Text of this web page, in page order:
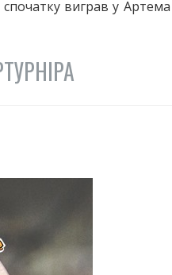
виграв у